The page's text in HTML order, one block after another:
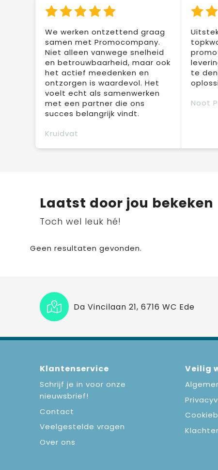
We werken ontzettend graag
samen met Promocompany.
Niet alleen vanwege snelheid
en betrouwbaarheid, maar ook
het actief meedenken en
ontzorgen is waardevol. Het
voelt echt als samenwerken
met een partner die ons
succes belangrijk vindt.
Kruidvat
te
Noot
Laatst door jou bekeken
Toch wel leuk hé!
Geen resultaten gevonden.
Da Vincilaan 21, 6716 WC Ede
Klantenservice
Schrijf je in voor onze
nieuwsbrief!
Contact
Veelgestelde vragen
Over ons
Veilig